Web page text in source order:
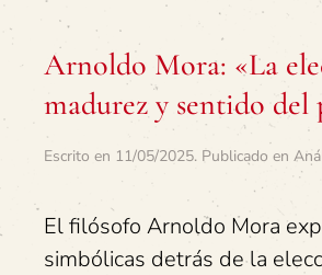
Arnoldo Mora: «La
madurez y sentido del
Escrito en 11/05/2025. Publicado en
El filósofo Arnoldo Mora
simbólicas detrás de la